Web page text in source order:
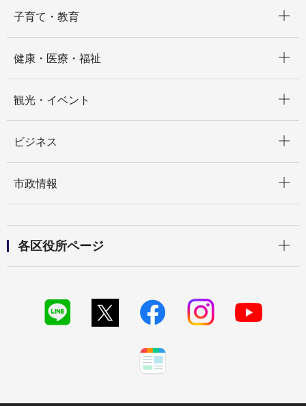
子育て・教育
健康・医療・福祉
観光・イベント
ビジネス
市政情報
各区役所ページ